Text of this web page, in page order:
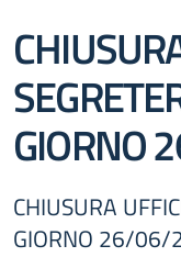
GIORNO
CHIUSURA
GIORNO 26/06/